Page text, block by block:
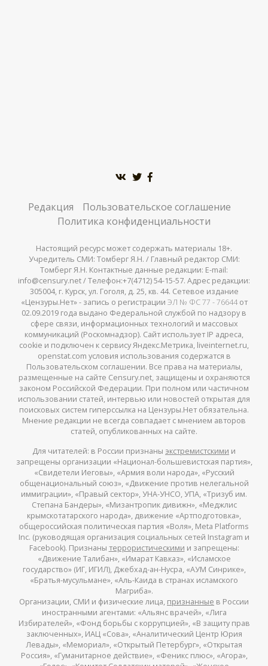
Редакция
Пользовательское соглашение
Политика конфиденциальности
Настоящий ресурс может содержать материалы 18+.
Учредитель СМИ: Томберг Я.Н. / Главный редактор СМИ:
Томберг Я.Н. Контактные данные редакции: E-mail:
info@censury.net / Телефон:+7(4712) 54-15-57. Адрес редакции:
305004, г. Курск, ул. Гоголя, д. 25, кв. 44. Сетевое издание
«Цензуры.Нет» - запись о регистрации ЭЛ № ФС 77 - 76644от
02.09.2019 года выдано Федеральной службой по надзору в
сфере связи, информационных технологий и массовых
коммуникаций (Роскомнадзор). Сайт использует IP адреса,
cookie и подключен к сервису Яндекс.Метрика, liveinternet.ru,
openstat.com условия использования содержатся в
Пользовательском соглашении. Все права на материалы,
размещенные на сайте Censury.net, защищены и охраняются
законом Российской Федерации. При полном или частичном
использовании статей, интервью или новостей открытая для
поисковых систем гиперссылка на Цензуры.Нет обязательна.
Мнение редакции не всегда совпадает с мнением авторов
статей, опубликованных на сайте.
Для читателей: в России признаны экстремистскими и
запрещены организации «Национал-большевистская партия»,
«Свидетели Иеговы», «Армия воли народа», «Русский
общенациональный союз», «Движение против нелегальной
иммиграции», «Правый сектор», УНА-УНСО, УПА, «Тризуб им.
Степана Бандеры», «Мизантропик дивижн», «Меджлис
крымскотатарского народа», движение «Артподготовка»,
общероссийская политическая партия «Воля», Meta Platforms
Inc. (руководящая организация социальных сетей Instagram и
Facebook). Признаны террористическими и запрещены:
«Движение Талибан», «Имарат Кавказ», «Исламское
государство» (ИГ, ИГИЛ), Джебхад-ан-Нусра, «АУМ Синрике»,
«Братья-мусульмане», «Аль-Каида в странах исламского
Магриба».
Организации, СМИ и физические лица, признанные в России
иностранными агентами: «Альянс врачей», «Лига
Избирателей», «Фонд борьбы с коррупцией», «В защиту прав
заключенных», ИАЦ «Сова», «Аналитический Центр Юрия
Левады», «Мемориал», «Открытый Петербург», «Открытая
Россия», «Гуманитарное действие», «Феникс плюс», «Агора»,